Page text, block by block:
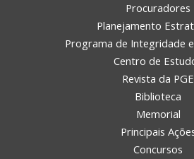
Procuradores
Planejamento
Programa de Integridade
Centro de
Revista da PGE
Biblioteca
Memorial
Principais
Concursos